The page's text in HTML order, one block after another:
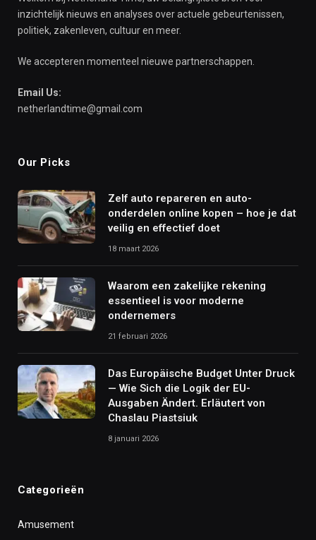
inzichtelijk nieuws en analyses over actuele gebeurtenissen,
politiek, zakenleven, cultuur en meer.
We accepteren momenteel nieuwe partnerschappen.
Email Us:
netherlandtime@gmail.com
Our Picks
Zelf auto repareren en auto-
onderdelen online kopen – hoe je dat
veilig en effectief doet
18 maart 2026
Waarom een zakelijke rekening
essentieel is voor moderne
ondernemers
21 februari 2026
Das Europäische Budget Unter Druck
— Wie Sich die Logik der EU-
Ausgaben Ändert. Erläutert von
Chaslau Piastsiuk
8 januari 2026
Categorieën
Amusement